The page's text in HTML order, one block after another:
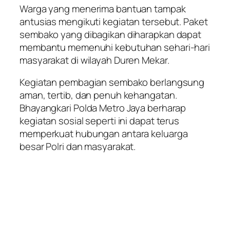
Warga yang menerima bantuan tampak
antusias mengikuti kegiatan tersebut. Paket
sembako yang dibagikan diharapkan dapat
membantu memenuhi kebutuhan sehari-hari
masyarakat di wilayah Duren Mekar.
Kegiatan pembagian sembako berlangsung
aman, tertib, dan penuh kehangatan.
Bhayangkari Polda Metro Jaya berharap
kegiatan sosial seperti ini dapat terus
memperkuat hubungan antara keluarga
besar Polri dan masyarakat.